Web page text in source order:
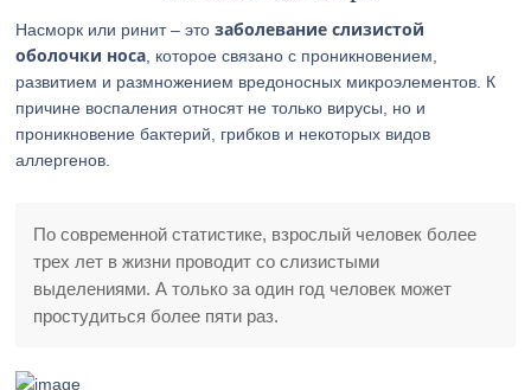
Насморк или ринит – этозаболевание слизистой
оболочки носа , которое связано с проникновением,
развитием и размножением вредоносных микроэлементов. К
причине воспаления относят не только вирусы, но и
проникновение бактерий, грибков и некоторых видов
аллергенов.
По современной статистике, взрослый человек более
трех лет в жизни проводит со слизистыми
выделениями. А только за один год человек может
простудиться более пяти раз.